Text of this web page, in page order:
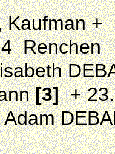
Kaufman
Renchen
[3]+